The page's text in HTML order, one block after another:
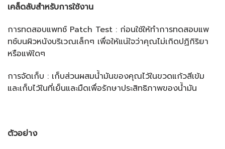
เคล็ดลับสำหรับการใช้งาน
การทดสอบแพทช์ Patch Test : ก่อนใช้ให้ทำการทดสอบแพ
ทช์บนผิวหนังบริเวณเล็กๆ เพื่อให้แน่ใจว่าคุณไม่เกิดปฏิกิริยา
หรือแพ้ใดๆ
การจัดเก็บ : เก็บส่วนผสมน้ำมันของคุณไว้ในขวดแก้วสีเข้ม
และเก็บไว้ในที่เย็นและมืดเพื่อรักษาประสิทธิภาพของน้ำมัน
ตัวอย่าง